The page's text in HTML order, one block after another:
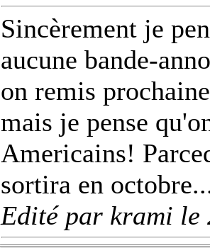
Sincèrement je
aucune bande-
on remis
mais je pense
Americains!
sortira en
Edité par krami le